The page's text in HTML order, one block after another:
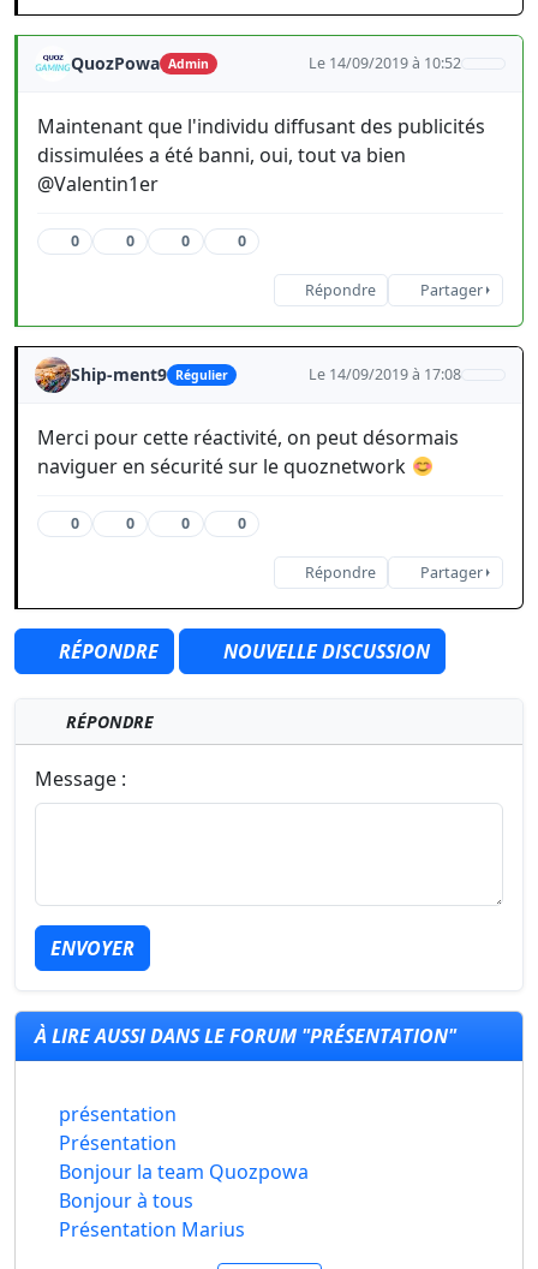
QuozPowa Admin Le 14/09/2019 à 10:52
Maintenant que l'individu diffusant des publicités
dissimulées a été banni, oui, tout va bien
@Valentin1er
0 0 0 0
Répondre Partager
Ship-ment9 Régulier Le 14/09/2019 à 17:08
Merci pour cette réactivité, on peut désormais
naviguer en sécurité sur le quoznetwork
0 0 0 0
Répondre Partager
RÉPONDRE NOUVELLE DISCUSSION
RÉPONDRE
Message :
ENVOYER
À LIRE AUSSI DANS LE FORUM "PRÉSENTATION"
présentation
Présentation
Bonjour la team Quozpowa
Bonjour à tous
Présentation Marius